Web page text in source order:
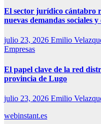
El sector jurídico cántabro
nuevas demandas sociales y
julio 23, 2026 Emilio
Empresas
El papel clave de la red
provincia de Lugo
julio 23, 2026 Emilio
webinstant.es